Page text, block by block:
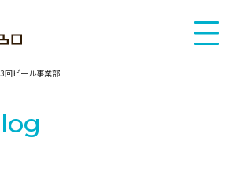
回ビール事業部